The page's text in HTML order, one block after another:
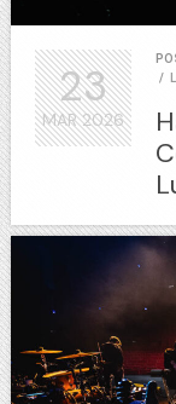
/
23
MAR2026